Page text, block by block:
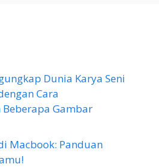
Dunia Karya Seni
Cara
Gambar
Macbook: Panduan